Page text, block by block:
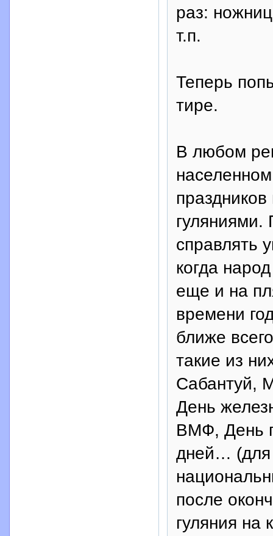
раз:
т.п.
Теперь
тире.
В любом
справлять
когда
еще и на
времени
ближе
такие из
Сабантуй,
День
ВМФ, День
дней… (для
после
гуляния на